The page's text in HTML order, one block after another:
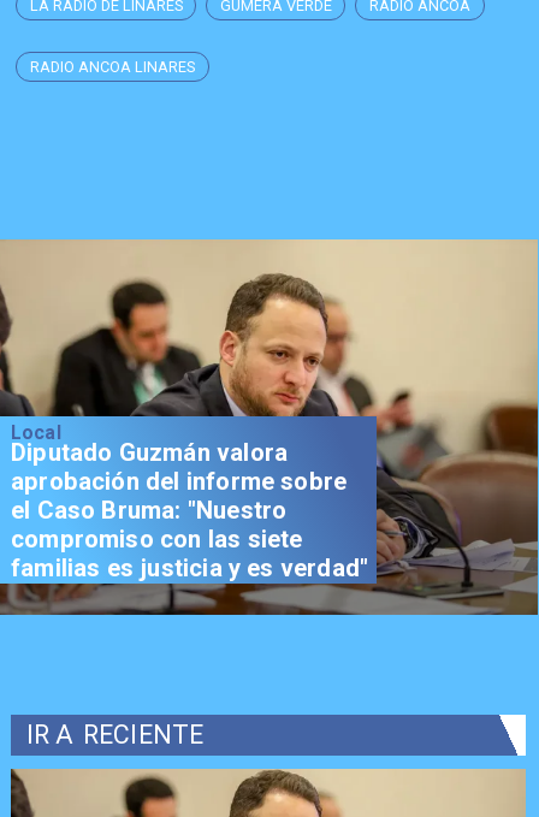
LA RADIO DE LINARES GÚMERA VERDE RADIO ANCOA
RADIO ANCOA LINARES
Local
Diputado Guzmán valora
aprobación del informe sobre
el Caso Bruma: "Nuestro
compromiso con las siete
familias es justicia y es verdad"
IR A RECIENTE